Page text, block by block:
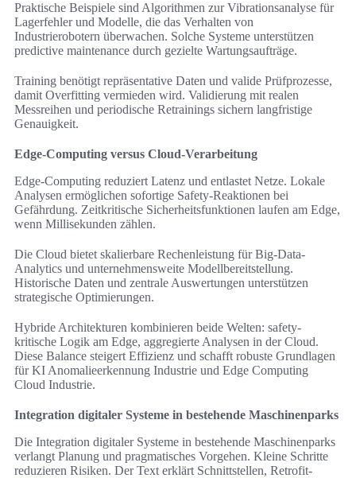
Praktische Beispiele sind Algorithmen zur Vibrationsanalyse für
Lagerfehler und Modelle, die das Verhalten von
Industrierobotern überwachen. Solche Systeme unterstützen
predictive maintenance durch gezielte Wartungsaufträge.
Training benötigt repräsentative Daten und valide Prüfprozesse,
damit Overfitting vermieden wird. Validierung mit realen
Messreihen und periodische Retrainings sichern langfristige
Genauigkeit.
Edge-Computing versus Cloud-Verarbeitung
Edge-Computing reduziert Latenz und entlastet Netze. Lokale
Analysen ermöglichen sofortige Safety-Reaktionen bei
Gefährdung. Zeitkritische Sicherheitsfunktionen laufen am Edge,
wenn Millisekunden zählen.
Die Cloud bietet skalierbare Rechenleistung für Big-Data-
Analytics und unternehmensweite Modellbereitstellung.
Historische Daten und zentrale Auswertungen unterstützen
strategische Optimierungen.
Hybride Architekturen kombinieren beide Welten: safety-
kritische Logik am Edge, aggregierte Analysen in der Cloud.
Diese Balance steigert Effizienz und schafft robuste Grundlagen
für KI Anomalieerkennung Industrie und Edge Computing
Cloud Industrie.
Integration digitaler Systeme in bestehende Maschinenparks
Die Integration digitaler Systeme in bestehende Maschinenparks
verlangt Planung und pragmatisches Vorgehen. Kleine Schritte
reduzieren Risiken. Der Text erklärt Schnittstellen, Retrofit-